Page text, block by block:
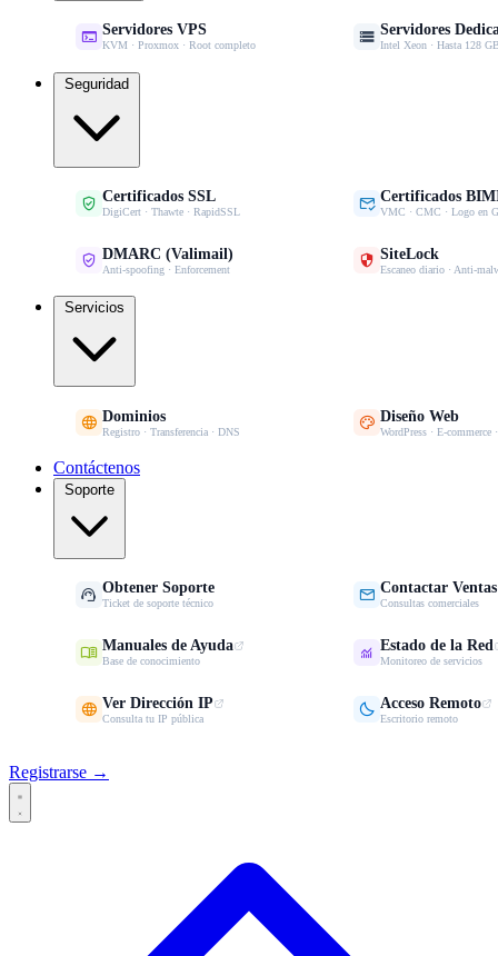
 Servidores VPS
KVM · Proxmox · Root completo  Servidores
Intel Xeon · Hasta 128
Seguridad
 Certificados SSL
DigiCert · Thawte · RapidSSL  Certificados
VMC · CMC · Logo en
 DMARC (Valimail)
Anti-spoofing · Enforcement  SiteLock
Escaneo diario · Anti-
Servicios
 Dominios
Registro · Transferencia · DNS  Diseño Web
WordPress · E-commerce
Contáctenos
Soporte
 Obtener Soporte
Ticket de soporte técnico  Contactar Ventas
Consultas comerciales
 Manuales de Ayuda
Base de conocimiento  Estado de la Red
Monitoreo de servicios
 Ver Dirección IP
Consulta tu IP pública  Acceso Remoto
Escritorio remoto
Registrarse →